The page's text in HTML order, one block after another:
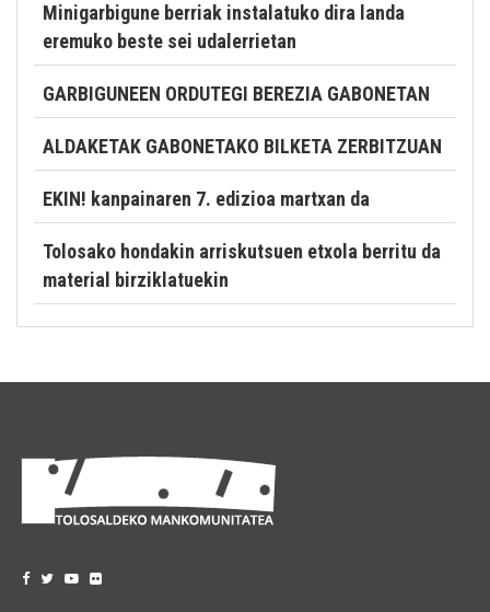
Minigarbigune berriak instalatuko dira landa
eremuko beste sei udalerrietan
GARBIGUNEEN ORDUTEGI BEREZIA GABONETAN
ALDAKETAK GABONETAKO BILKETA ZERBITZUAN
EKIN! kanpainaren 7. edizioa martxan da
Tolosako hondakin arriskutsuen etxola berritu da
material birziklatuekin